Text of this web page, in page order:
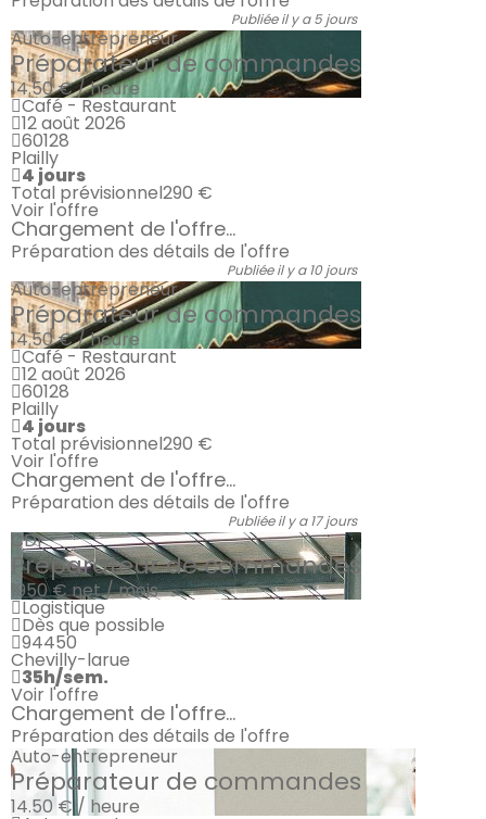
Publiée il y a 5 jours
Auto-entrepreneur
Préparateur de commandes
14.50 € / heure
Café - Restaurant
12 août 2026
60128
Plailly
4 jours
Total prévisionnel290 €
Voir l'offre
Chargement de l'offre...
Préparation des détails de l'offre
Publiée il y a 10 jours
Auto-entrepreneur
Préparateur de commandes
14.50 € / heure
Café - Restaurant
12 août 2026
60128
Plailly
4 jours
Total prévisionnel290 €
Voir l'offre
Chargement de l'offre...
Préparation des détails de l'offre
Publiée il y a 17 jours
CDI
Préparateur de commandes
1950 €net / mois
Logistique
Dès que possible
94450
Chevilly-larue
35h/sem.
Voir l'offre
Chargement de l'offre...
Préparation des détails de l'offre
Auto-entrepreneur
Préparateur de commandes
14.50 € / heure